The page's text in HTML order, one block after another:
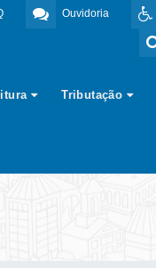
Ouvidoria
Tributação